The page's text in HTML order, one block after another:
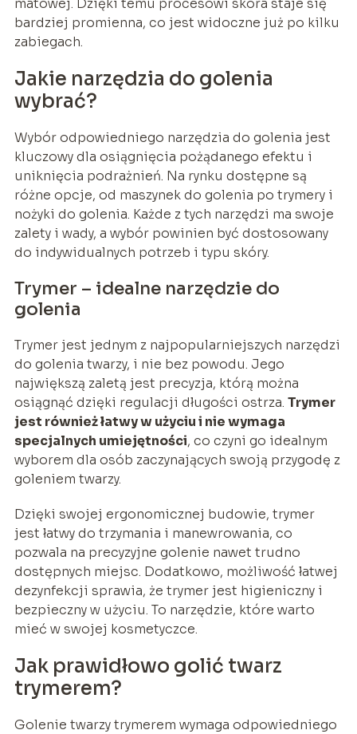
matowej. Dzięki temu procesowi skóra staje się
bardziej promienna, co jest widoczne już po kilku
zabiegach.
Jakie narzędzia do golenia
wybrać?
Wybór odpowiedniego narzędzia do golenia jest
kluczowy dla osiągnięcia pożądanego efektu i
uniknięcia podrażnień. Na rynku dostępne są
różne opcje, od maszynek do golenia po trymery i
nożyki do golenia. Każde z tych narzędzi ma swoje
zalety i wady, a wybór powinien być dostosowany
do indywidualnych potrzeb i typu skóry.
Trymer – idealne narzędzie do
golenia
Trymer jest jednym z najpopularniejszych narzędzi
do golenia twarzy, i nie bez powodu. Jego
największą zaletą jest precyzja, którą można
osiągnąć dzięki regulacji długości ostrza. Trymer
jest również łatwy w użyciu i nie wymaga
specjalnych umiejętności, co czyni go idealnym
wyborem dla osób zaczynających swoją przygodę z
goleniem twarzy.
Dzięki swojej ergonomicznej budowie, trymer
jest łatwy do trzymania i manewrowania, co
pozwala na precyzyjne golenie nawet trudno
dostępnych miejsc. Dodatkowo, możliwość łatwej
dezynfekcji sprawia, że trymer jest higieniczny i
bezpieczny w użyciu. To narzędzie, które warto
mieć w swojej kosmetyczce.
Jak prawidłowo golić twarz
trymerem?
Golenie twarzy trymerem wymaga odpowiedniego